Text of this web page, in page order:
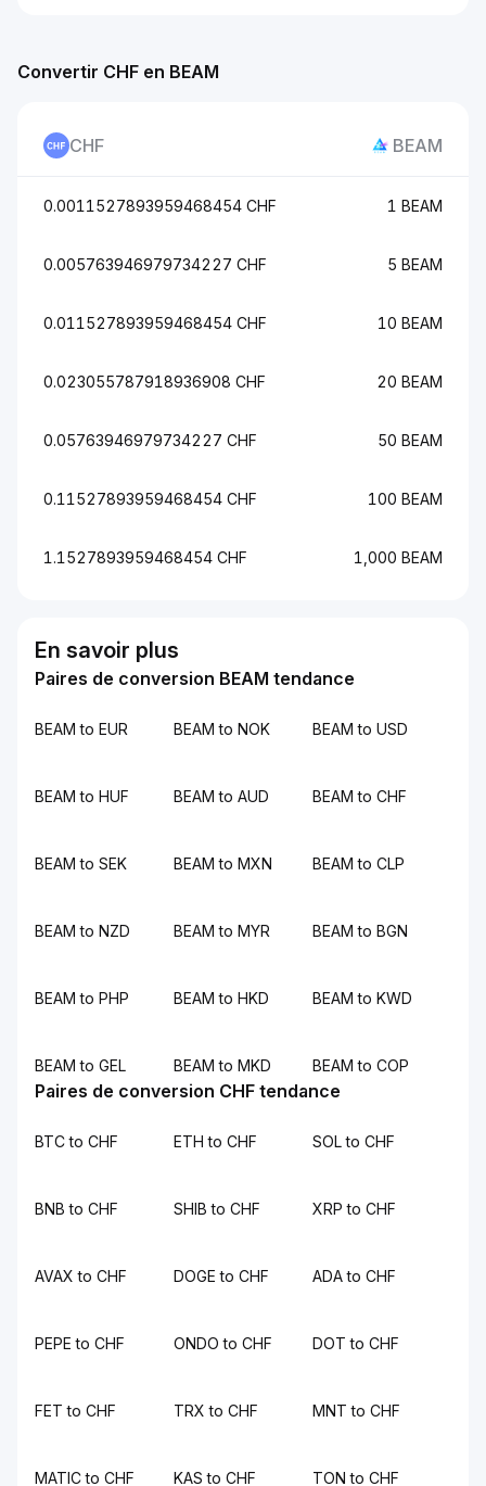
Convertir CHF en BEAM
CHF BEAM
0.0011527893959468454 CHF 1 BEAM
0.005763946979734227 CHF 5 BEAM
0.011527893959468454 CHF 10 BEAM
0.023055787918936908 CHF 20 BEAM
0.05763946979734227 CHF 50 BEAM
0.11527893959468454 CHF 100 BEAM
1.1527893959468454 CHF 1,000 BEAM
En savoir plus
Paires de conversion BEAM tendance
BEAM to EUR BEAM to NOK BEAM to USD
BEAM to HUF BEAM to AUD BEAM to CHF
BEAM to SEK BEAM to MXN BEAM to CLP
BEAM to NZD BEAM to MYR BEAM to BGN
BEAM to PHP BEAM to HKD BEAM to KWD
BEAM to GEL BEAM to MKD BEAM to COP
Paires de conversion CHF tendance
BTC to CHF ETH to CHF SOL to CHF
BNB to CHF SHIB to CHF XRP to CHF
AVAX to CHF DOGE to CHF ADA to CHF
PEPE to CHF ONDO to CHF DOT to CHF
FET to CHF TRX to CHF MNT to CHF
MATIC to CHF KAS to CHF TON to CHF